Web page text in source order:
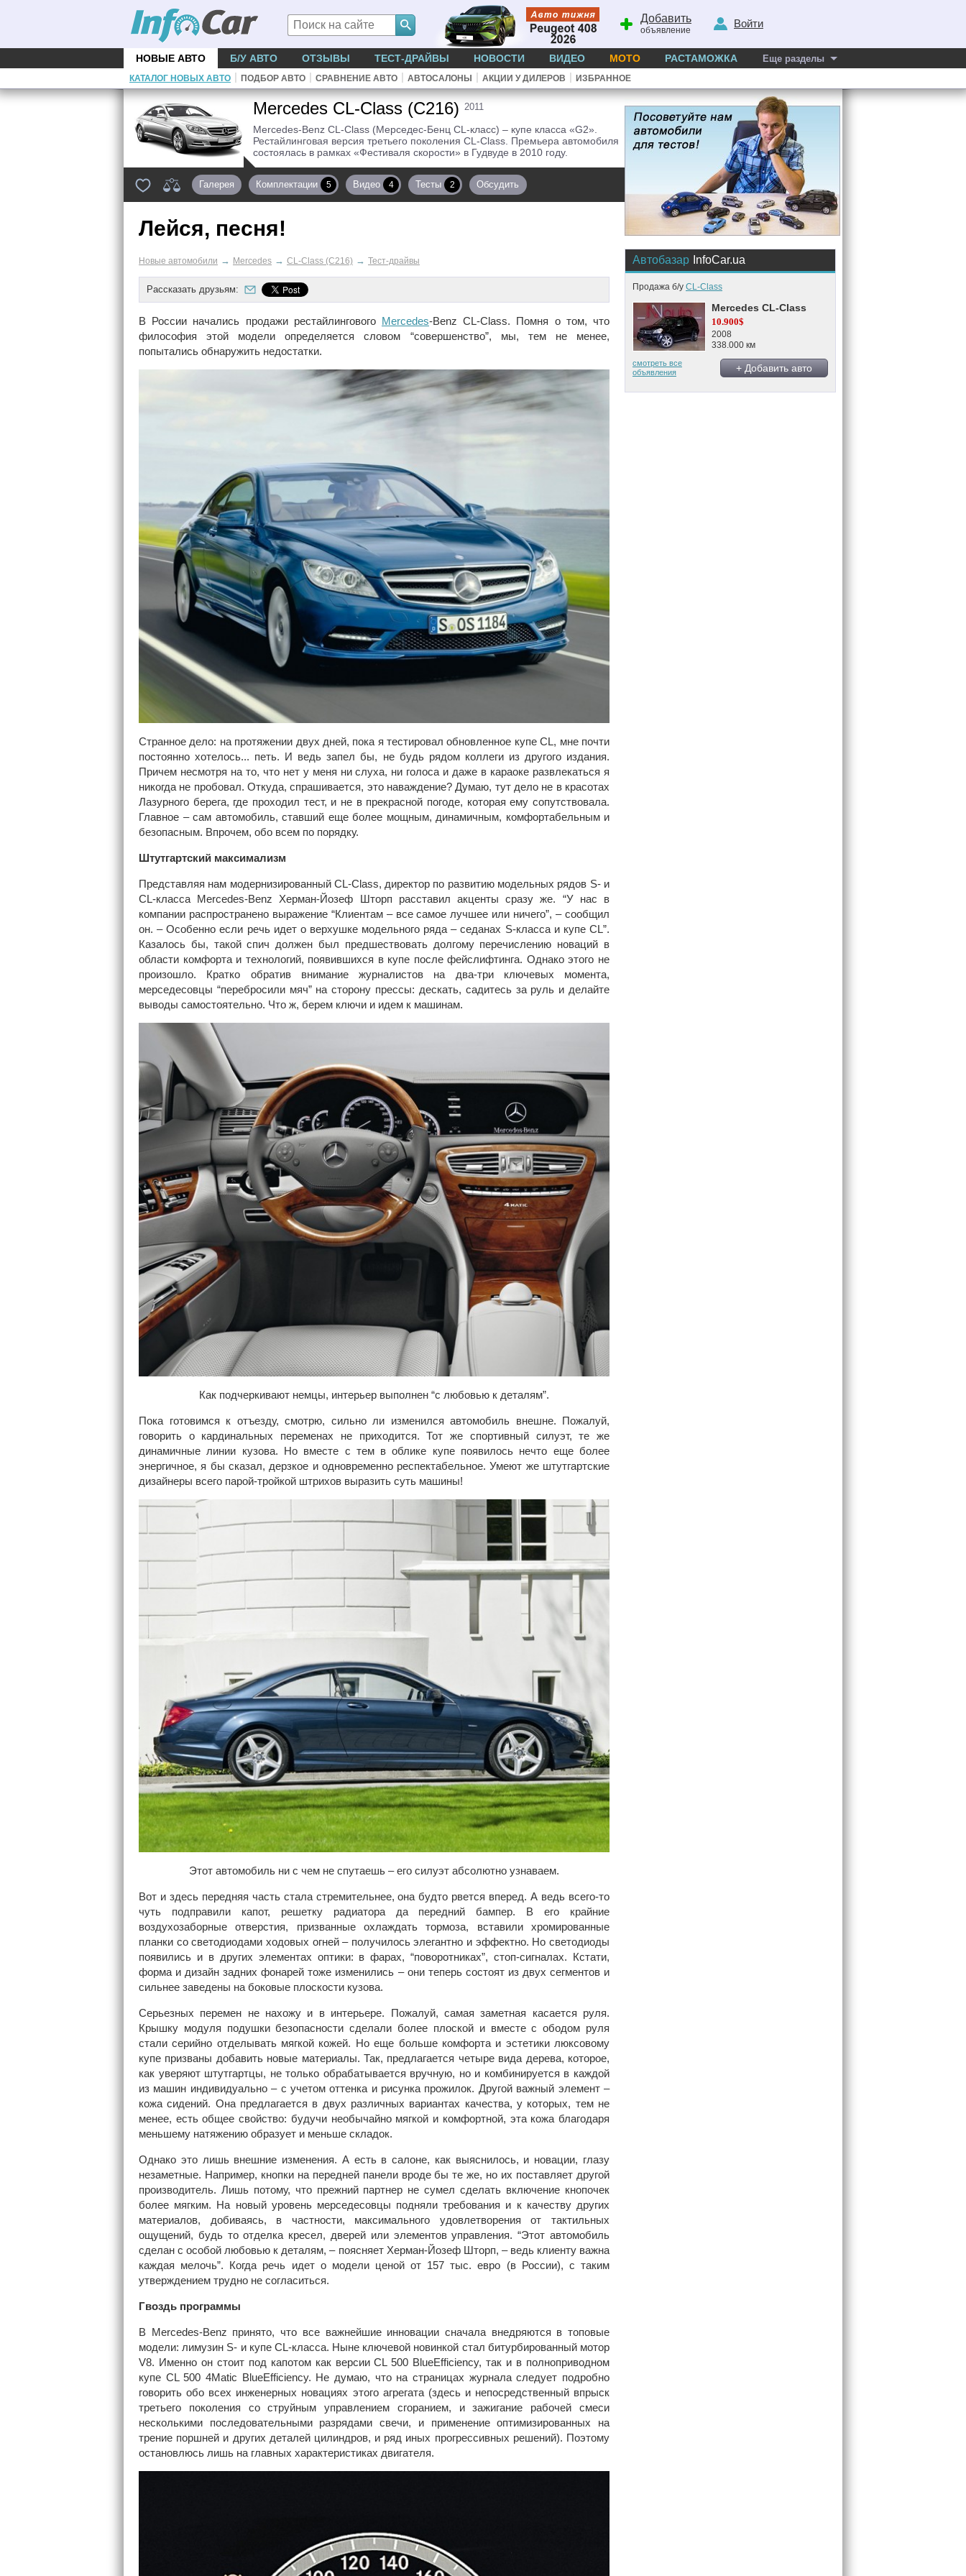
Добавить
объявление
Войти
НОВЫЕ АВТО Б/У АВТО ОТЗЫВЫ ТЕСТ-ДРАЙВЫ НОВОСТИ ВИДЕО МОТО РАСТАМОЖКА Еще разделы
КАТАЛОГ НОВЫХ АВТО | ПОДБОР АВТО | СРАВНЕНИЕ АВТО | АВТОСАЛОНЫ | АКЦИИ У ДИЛЕРОВ | ИЗБРАННОЕ
Mercedes CL-Class (C216) 2011
Mercedes-Benz CL-Class (Мерседес-Бенц CL-класс) – купе класса «G2».
Рестайлинговая версия третьего поколения CL-Class. Премьера автомобиля
состоялась в рамках «Фестиваля скорости» в Гудвуде в 2010 году.
Галерея Комплектации 5 Видео 4 Тесты 2 Обсудить
Лейся, песня!
Новые автомобили → Mercedes → CL-Class (C216) → Тест-драйвы
Рассказать друзьям:
В России начались продажи рестайлингового Mercedes-Benz CL-Class. Помня о том, что
философия этой модели определяется словом “совершенство”, мы, тем не менее,
попытались обнаружить недостатки.
Странное дело: на протяжении двух дней, пока я тестировал обновленное купе CL, мне почти
постоянно хотелось... петь. И ведь запел бы, не будь рядом коллеги из другого издания.
Причем несмотря на то, что нет у меня ни слуха, ни голоса и даже в караоке развлекаться я
никогда не пробовал. Откуда, спрашивается, это наваждение? Думаю, тут дело не в красотах
Лазурного берега, где проходил тест, и не в прекрасной погоде, которая ему сопутствовала.
Главное – сам автомобиль, ставший еще более мощным, динамичным, комфортабельным и
безопасным. Впрочем, обо всем по порядку.
Штутгартский максимализм
Представляя нам модернизированный CL-Class, директор по развитию модельных рядов S- и
CL-класса Mercedes-Benz Херман-Йозеф Шторп расставил акценты сразу же. “У нас в
компании распространено выражение “Клиентам – все самое лучшее или ничего”, – сообщил
он. – Особенно если речь идет о верхушке модельного ряда – седанах S-класса и купе CL”.
Казалось бы, такой спич должен был предшествовать долгому перечислению новаций в
области комфорта и технологий, появившихся в купе после фейслифтинга. Однако этого не
произошло. Кратко обратив внимание журналистов на два-три ключевых момента,
мерседесовцы “перебросили мяч” на сторону прессы: дескать, садитесь за руль и делайте
выводы самостоятельно. Что ж, берем ключи и идем к машинам.
Как подчеркивают немцы, интерьер выполнен “с любовью к деталям”.
Пока готовимся к отъезду, смотрю, сильно ли изменился автомобиль внешне. Пожалуй,
говорить о кардинальных переменах не приходится. Тот же спортивный силуэт, те же
динамичные линии кузова. Но вместе с тем в облике купе появилось нечто еще более
энергичное, я бы сказал, дерзкое и одновременно респектабельное. Умеют же штутгартские
дизайнеры всего парой-тройкой штрихов выразить суть машины!
Этот автомобиль ни с чем не спутаешь – его силуэт абсолютно узнаваем.
Вот и здесь передняя часть стала стремительнее, она будто рвется вперед. А ведь всего-то
чуть подправили капот, решетку радиатора да передний бампер. В его крайние
воздухозаборные отверстия, призванные охлаждать тормоза, вставили хромированные
планки со светодиодами ходовых огней – получилось элегантно и эффектно. Но светодиоды
появились и в других элементах оптики: в фарах, “поворотниках”, стоп-сигналах. Кстати,
форма и дизайн задних фонарей тоже изменились – они теперь состоят из двух сегментов и
сильнее заведены на боковые плоскости кузова.
Серьезных перемен не нахожу и в интерьере. Пожалуй, самая заметная касается руля.
Крышку модуля подушки безопасности сделали более плоской и вместе с ободом руля
стали серийно отделывать мягкой кожей. Но еще больше комфорта и эстетики люксовому
купе призваны добавить новые материалы. Так, предлагается четыре вида дерева, которое,
как уверяют штутгартцы, не только обрабатывается вручную, но и комбинируется в каждой
из машин индивидуально – с учетом оттенка и рисунка прожилок. Другой важный элемент –
кожа сидений. Она предлагается в двух различных вариантах качества, у которых, тем не
менее, есть общее свойство: будучи необычайно мягкой и комфортной, эта кожа благодаря
меньшему натяжению образует и меньше складок.
Однако это лишь внешние изменения. А есть в салоне, как выяснилось, и новации, глазу
незаметные. Например, кнопки на передней панели вроде бы те же, но их поставляет другой
производитель. Лишь потому, что прежний партнер не сумел сделать включение кнопочек
более мягким. На новый уровень мерседесовцы подняли требования и к качеству других
материалов, добиваясь, в частности, максимального удовлетворения от тактильных
ощущений, будь то отделка кресел, дверей или элементов управления. “Этот автомобиль
сделан с особой любовью к деталям, – поясняет Херман-Йозеф Шторп, – ведь клиенту важна
каждая мелочь”. Когда речь идет о модели ценой от 157 тыс. евро (в России), с таким
утверждением трудно не согласиться.
Гвоздь программы
В Mercedes-Benz принято, что все важнейшие инновации сначала внедряются в топовые
модели: лимузин S- и купе CL-класса. Ныне ключевой новинкой стал битурбированный мотор
V8. Именно он стоит под капотом как версии CL 500 BlueEfficiency, так и в полноприводном
купе CL 500 4Matic BlueEfficiency. Не думаю, что на страницах журнала следует подробно
говорить обо всех инженерных новациях этого агрегата (здесь и непосредственный впрыск
третьего поколения со струйным управлением сгоранием, и зажигание рабочей смеси
несколькими последовательными разрядами свечи, и применение оптимизированных на
трение поршней и других деталей цилиндров, и ряд иных прогрессивных решений). Поэтому
остановлюсь лишь на главных характеристиках двигателя.
Автобазар InfoCar.ua
Продажа б/у CL-Class
Mercedes CL-Class
10.900$
2008
338.000 км
+ Добавить авто
смотреть все
объявления